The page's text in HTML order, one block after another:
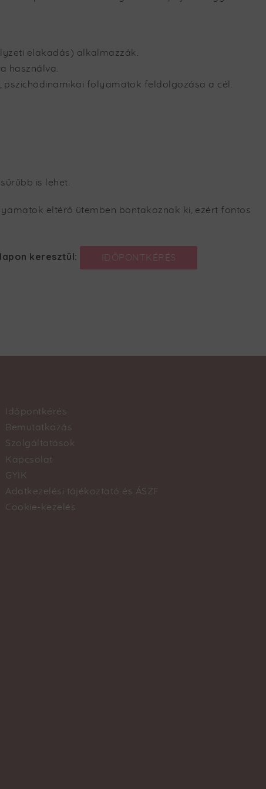
elakadás) alkalmazzák.
használva.
folyamatok feldolgozása a cél.
is lehet.
eltérő ütemben bontakoznak ki, ezért fontos
keresztül: IDŐPONTKÉRÉS
Footer
menu
Időpontkérés
Bemutatkozás
Szolgáltatások
Kapcsolat
GYIK
Adatkezelési tájékoztató és ÁSZF
Cookie-kezelés